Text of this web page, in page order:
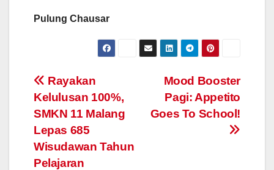
Pulung Chausar
Post
navigation
Mood Booster
Pagi: Appetito
Goes To School!
Rayakan
Kelulusan 100%,
SMKN 11 Malang
Lepas 685
Wisudawan Tahun
Pelajaran